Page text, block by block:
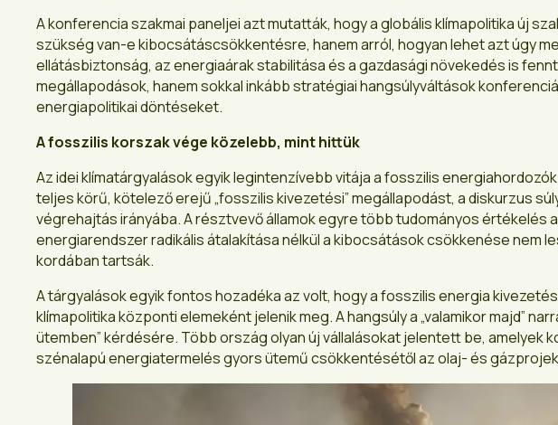
A konferencia szakmai paneljei azt mutatták, hogy a globális klímapolitika új
szükség van-e kibocsátáscsökkentésre, hanem arról, hogyan lehet azt úgy
ellátásbiztonság, az energiaárak stabilitása és a gazdasági növekedés is
megállapodások, hanem sokkal inkább stratégiai hangsúlyváltások
energiapolitikai döntéseket.
A fosszilis korszak vége közelebb, mint hittük
Az idei klímatárgyalások egyik legintenzívebb vitája a fosszilis
teljes körű, kötelező erejű „fosszilis kivezetési” megállapodást, a diskurzus
végrehajtás irányába. A résztvevő államok egyre több tudományos értékelés
energiarendszer radikális átalakítása nélkül a kibocsátások csökkenése nem
kordában tartsák.
A tárgyalások egyik fontos hozadéka az volt, hogy a fosszilis energia
klímapolitika központi elemeként jelenik meg. A hangsúly a „valamikor majd”
ütemben” kérdésére. Több ország olyan új vállalásokat jelentett be, amelyek
szénalapú energiatermelés gyors ütemű csökkentésétől az olaj- és